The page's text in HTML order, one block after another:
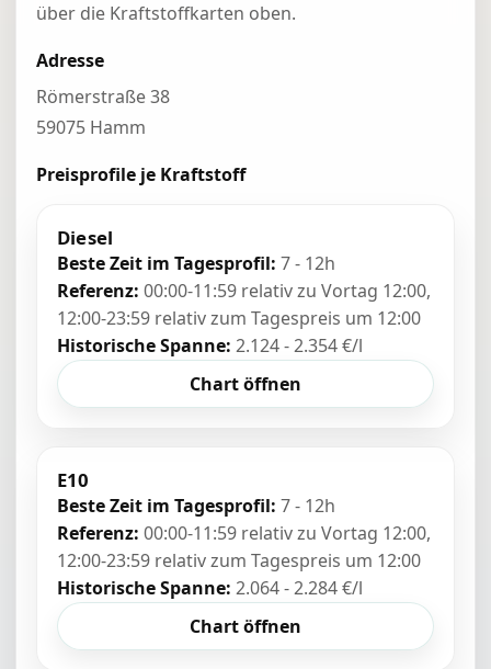
über die Kraftstoffkarten oben.
Adresse
Römerstraße 38
59075 Hamm
Preisprofile je Kraftstoff
Diesel
Beste Zeit im Tagesprofil: 7 - 12h
Referenz: 00:00-11:59 relativ zu Vortag 12:00,
12:00-23:59 relativ zum Tagespreis um 12:00
Historische Spanne: 2.124 - 2.354 €/l
Chart öffnen
E10
Beste Zeit im Tagesprofil: 7 - 12h
Referenz: 00:00-11:59 relativ zu Vortag 12:00,
12:00-23:59 relativ zum Tagespreis um 12:00
Historische Spanne: 2.064 - 2.284 €/l
Chart öffnen